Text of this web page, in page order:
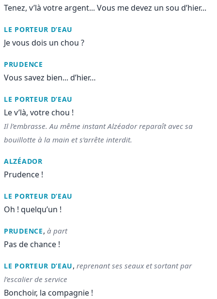
Tenez, v’là votre argent... Vous me devez un sou d’hier...
LE PORTEUR D’EAU
Je vous dois un chou ?
PRUDENCE
Vous savez bien... d’hier…
LE PORTEUR D’EAU
Le v’là, votre chou !
Il l’embrasse. Au même instant Alzéador reparaît avec sa
bouillotte à la main et s’arrête interdit.
ALZÉADOR
Prudence !
LE PORTEUR D’EAU
Oh ! quelqu’un !
PRUDENCE, à part
Pas de chance !
LE PORTEUR D’EAU,reprenant ses seaux et sortant par
l’escalier de service
Bonchoir, la compagnie !